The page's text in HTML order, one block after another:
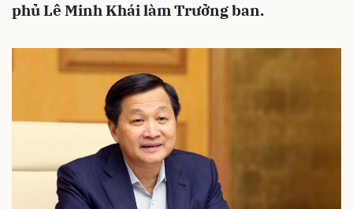
phủ Lê Minh Khái làm Trưởng ban.